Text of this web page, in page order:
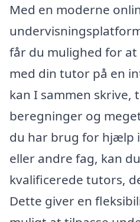
Med en moderne
får du mulighed for
med din tutor på en
kan I sammen skrive,
beregninger og
du har brug for hjælp
eller andre fag, kan
kvalificerede tutors,
Dette giver en